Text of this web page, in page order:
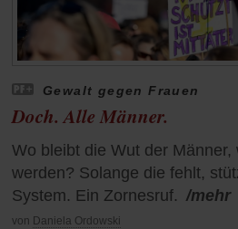
Gewalt gegen Frauen
Doch. Alle Männer.
Wo bleibt die Wut der
werden? Solange die fehlt,
System. Ein Zornesruf. /mehr
von Daniela Ordowski